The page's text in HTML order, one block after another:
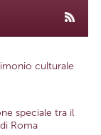
culturale
speciale tra il
Roma